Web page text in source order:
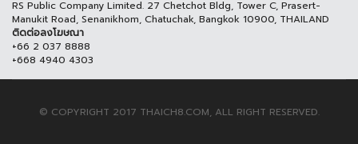
RS Public Company Limited. 27 Chetchot Bldg, Tower C, Prasert-
Manukit Road, Senanikhom, Chatuchak, Bangkok 10900, THAILAND
ติดต่อลงโฆษณา
+66 2 037 8888
+668 4940 4303
© COPYRIGHT 2017 THAICH8.COM, ALL RIGHT RESERVED.